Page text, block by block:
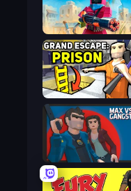
Grand Escape: Prison
Max vs Gangsters